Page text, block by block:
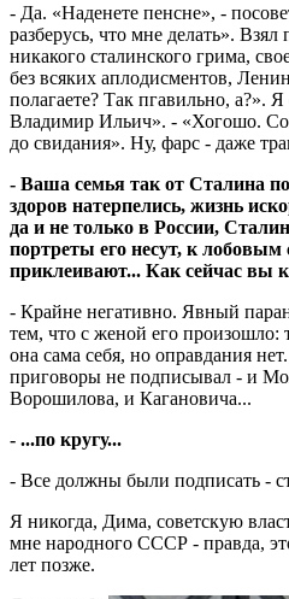
- Да. «Наденете пенсне», -
разберусь, что мне делать».
никакого сталинского грима,
без всяких аплодисментов,
полагаете? Так пгавильно, а?».
Владимир Ильич». - «Хогошо.
до свидания». Ну, фарс - даже
- Ваша семья так от Сталина
здоров натерпелись, жизнь
да и не только в России,
портреты его несут, к лобовым
приклеивают... Как сейчас вы к
- Крайне негативно. Явный
тем, что с женой его произошло:
она сама себя, но оправдания
приговоры не подписывал - и
Ворошилова, и Кагановича...
- ...по кругу...
- Все должны были подписать -
Я никогда, Дима, советскую
мне народного СССР - правда,
лет позже.